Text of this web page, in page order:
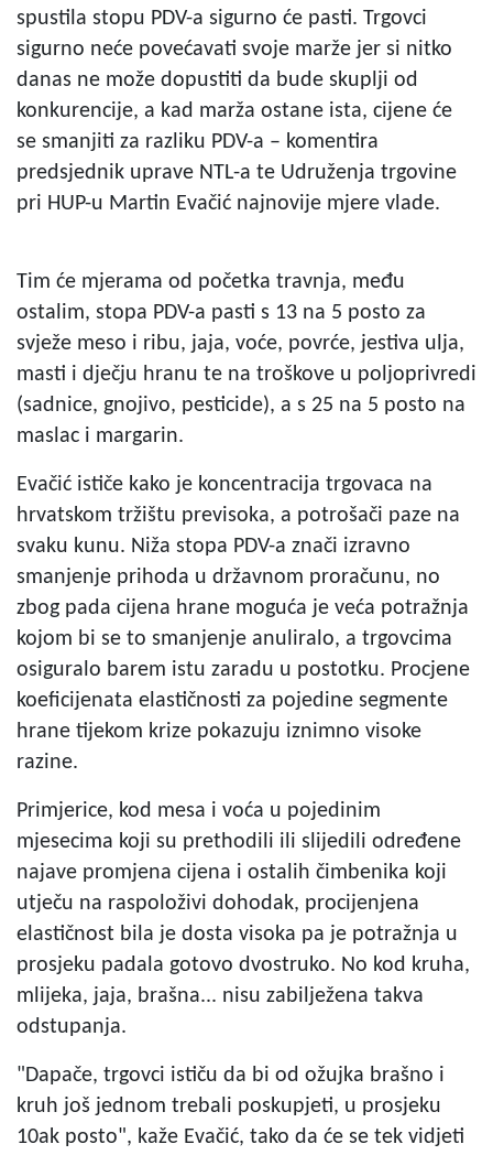
spustila stopu PDV-a sigurno će pasti. Trgovci
sigurno neće povećavati svoje marže jer si nitko
danas ne može dopustiti da bude skuplji od
konkurencije, a kad marža ostane ista, cijene će
se smanjiti za razliku PDV-a – komentira
predsjednik uprave NTL-a te Udruženja trgovine
pri HUP-u Martin Evačić najnovije mjere vlade.
Tim će mjerama od početka travnja, među
ostalim, stopa PDV-a pasti s 13 na 5 posto za
svježe meso i ribu, jaja, voće, povrće, jestiva ulja,
masti i dječju hranu te na troškove u poljoprivredi
(sadnice, gnojivo, pesticide), a s 25 na 5 posto na
maslac i margarin.
Evačić ističe kako je koncentracija trgovaca na
hrvatskom tržištu previsoka, a potrošači paze na
svaku kunu. Niža stopa PDV-a znači izravno
smanjenje prihoda u državnom proračunu, no
zbog pada cijena hrane moguća je veća potražnja
kojom bi se to smanjenje anuliralo, a trgovcima
osiguralo barem istu zaradu u postotku. Procjene
koeficijenata elastičnosti za pojedine segmente
hrane tijekom krize pokazuju iznimno visoke
razine.
Primjerice, kod mesa i voća u pojedinim
mjesecima koji su prethodili ili slijedili određene
najave promjena cijena i ostalih čimbenika koji
utječu na raspoloživi dohodak, procijenjena
elastičnost bila je dosta visoka pa je potražnja u
prosjeku padala gotovo dvostruko. No kod kruha,
mlijeka, jaja, brašna... nisu zabilježena takva
odstupanja.
"Dapače, trgovci ističu da bi od ožujka brašno i
kruh još jednom trebali poskupjeti, u prosjeku
10ak posto", kaže Evačić, tako da će se tek vidjeti